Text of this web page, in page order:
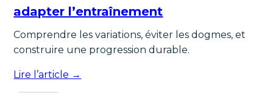
adapter l’entraînement
Comprendre les variations, éviter les dogmes, et
construire une progression durable.
Lire l’article →